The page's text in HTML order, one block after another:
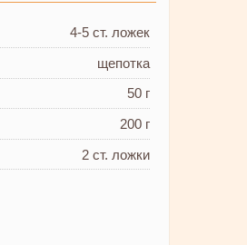
4-5 ст. ложек
щепотка
50 г
200 г
2 ст. ложки